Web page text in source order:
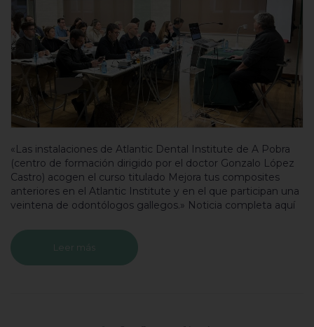
«Las instalaciones de Atlantic Dental Institute de A Pobra
(centro de formación dirigido por el doctor Gonzalo López
Castro) acogen el curso titulado Mejora tus composites
anteriores en el Atlantic Institute y en el que participan una
veintena de odontólogos gallegos.» Noticia completa aquí
Leer más